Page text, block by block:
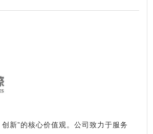
新”的核心价值观。公司致力于服务